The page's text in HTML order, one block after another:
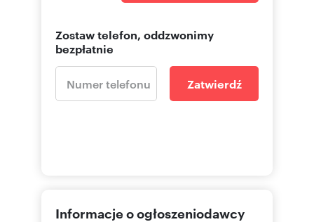
Zostaw telefon, oddzwonimy
bezpłatnie
Zatwierdź
Informacje o ogłoszeniodawcy